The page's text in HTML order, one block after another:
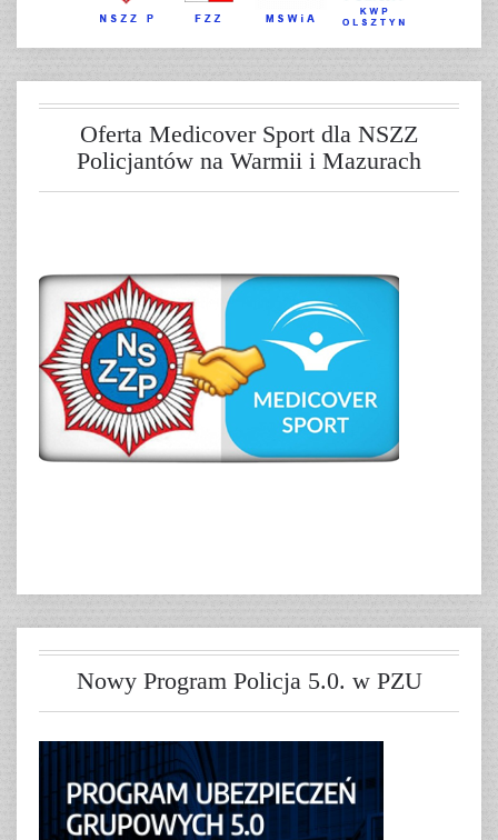
Oferta Medicover Sport dla NSZZ
Policjantów na Warmii i Mazurach
Nowy Program Policja 5.0. w PZU